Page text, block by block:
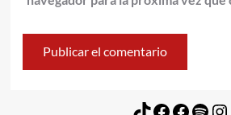
TikTok
Facebook